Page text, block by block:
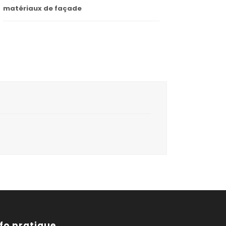
matériaux de façade